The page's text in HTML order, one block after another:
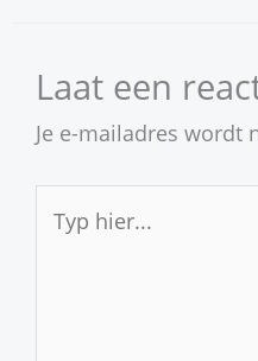
Laat een
Je e-mailadres wordt
hier...